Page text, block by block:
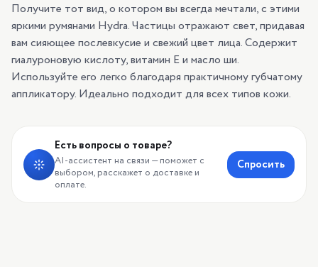
Получите тот вид, о котором вы всегда мечтали, с этими
яркими румянами Hydra. Частицы отражают свет, придавая
вам сияющее послевкусие и свежий цвет лица. Содержит
гиалуроновую кислоту, витамин Е и масло ши.
Используйте его легко благодаря практичному губчатому
аппликатору. Идеально подходит для всех типов кожи.
Есть вопросы о товаре?
AI-ассистент на связи — поможет с
выбором, расскажет о доставке и
оплате.
Спросить